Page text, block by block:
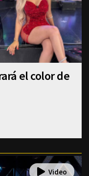
el color de